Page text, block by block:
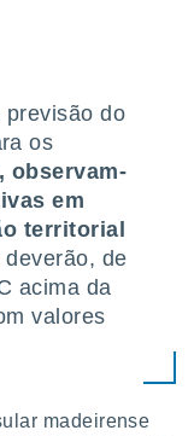
previsão do
os
observam-
em
territorial
deverão, de
acima da
valores
madeirense